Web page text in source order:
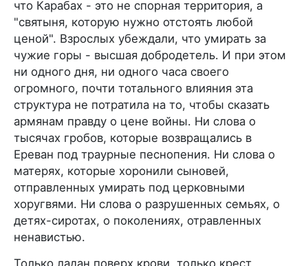
что Карабах - это не спорная территория, а
"святыня, которую нужно отстоять любой
ценой". Взрослых убеждали, что умирать за
чужие горы - высшая добродетель. И при этом
ни одного дня, ни одного часа своего
огромного, почти тотального влияния эта
структура не потратила на то, чтобы сказать
армянам правду о цене войны. Ни слова о
тысячах гробов, которые возвращались в
Ереван под траурные песнопения. Ни слова о
матерях, которые хоронили сыновей,
отправленных умирать под церковными
хоругвями. Ни слова о разрушенных семьях, о
детях-сиротах, о поколениях, отравленных
ненавистью.
Только ладан поверх крови, только крест